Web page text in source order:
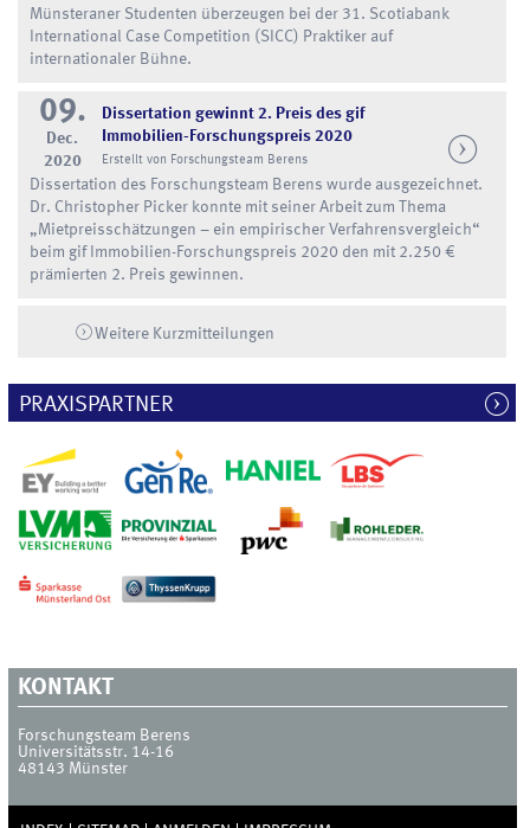
Münsteraner Studenten überzeugen bei der 31. Scotiabank
International Case Competition (SICC) Praktiker auf
internationaler Bühne.
09.
Dec.
2020
Dissertation gewinnt 2. Preis des gif
Immobilien-Forschungspreis 2020
Erstellt von Forschungsteam Berens
Dissertation des Forschungsteam Berens wurde ausgezeichnet.
Dr. Christopher Picker konnte mit seiner Arbeit zum Thema
„Mietpreisschätzungen – ein empirischer Verfahrensvergleich“
beim gif Immobilien-Forschungspreis 2020 den mit 2.250 €
prämierten 2. Preis gewinnen.
Weitere Kurzmitteilungen
PRAXISPARTNER
KONTAKT
Forschungsteam Berens
Universitätsstr. 14-16
48143 Münster